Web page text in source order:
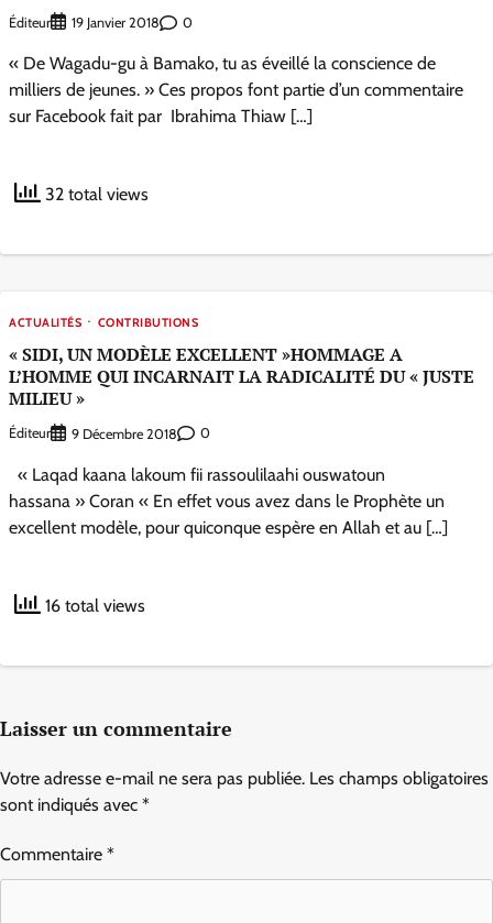
Éditeur 19 Janvier 2018 0
« De Wagadu-gu à Bamako, tu as éveillé la conscience de
milliers de jeunes. » Ces propos font partie d’un commentaire
sur Facebook fait par Ibrahima Thiaw […]
32 total views
ACTUALITÉS CONTRIBUTIONS
« SIDI, UN MODÈLE EXCELLENT »HOMMAGE A
L’HOMME QUI INCARNAIT LA RADICALITÉ DU « JUSTE
MILIEU »
Éditeur 9 Décembre 2018 0
« Laqad kaana lakoum fii rassoulilaahi ouswatoun
hassana » Coran « En effet vous avez dans le Prophète un
excellent modèle, pour quiconque espère en Allah et au […]
16 total views
Laisser un commentaire
Votre adresse e-mail ne sera pas publiée. Les champs obligatoires
sont indiqués avec *
Commentaire *